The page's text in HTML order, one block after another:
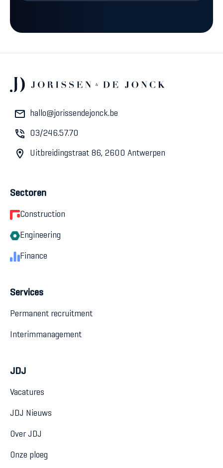
hallo@jorissendejonck.be
03/246.57.70
Uitbreidingstraat 86, 2600 Antwerpen
Sectoren
Construction
Engineering
Finance
Services
Permanent recruitment
Interimmanagement
JDJ
Vacatures
JDJ Nieuws
Over JDJ
Onze ploeg